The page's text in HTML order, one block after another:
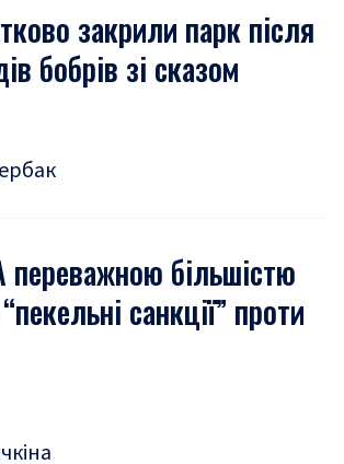
закрили парк після
бобрів зі сказом
більшістю
санкції” проти